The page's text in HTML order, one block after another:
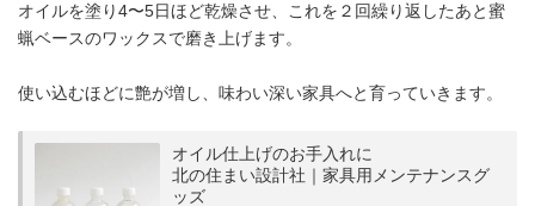
オイルを塗り4〜5日ほど乾燥させ、これを２回繰り返したあと蜜
蝋ベースのワックスで磨き上げます。
使い込むほどに艶が増し、味わい深い家具へと育っていきます。
オイル仕上げのお手入れに
北の住まい設計社｜家具用メンテナンスグ
ッズ